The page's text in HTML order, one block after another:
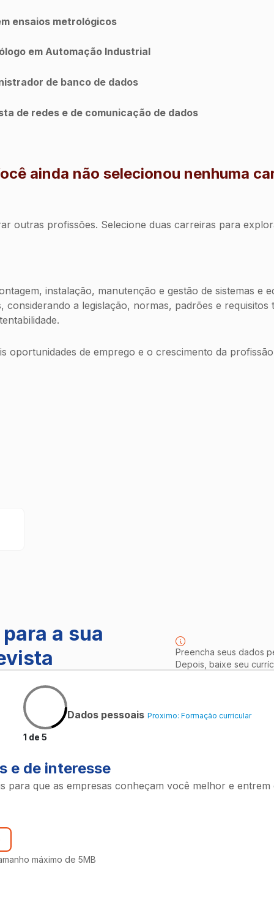
ensaios metrológicos
em Automação Industrial
de banco de dados
de redes e de comunicação de dados
ainda não selecionou nenhuma
outras profissões. Selecione duas carreiras para
instalação, manutenção e gestão de sistemas e
a legislação, normas, padrões e requisitos
oportunidades de emprego e o crescimento da
a sua
Preencha seus dados
Depois, baixe seu
1 de 5
Dados pessoais Proximo: Formação curricular
e de interesse
para que as empresas conheçam você melhor e entrem
máximo de 5MB